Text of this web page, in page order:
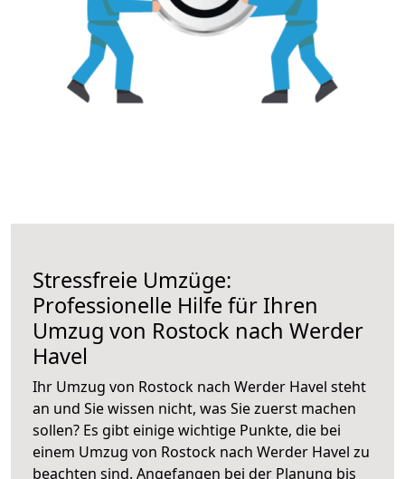
Stressfreie Umzüge:
Professionelle Hilfe für Ihren
Umzug von Rostock nach Werder
Havel
Ihr Umzug von Rostock nach Werder Havel steht
an und Sie wissen nicht, was Sie zuerst machen
sollen? Es gibt einige wichtige Punkte, die bei
einem Umzug von Rostock nach Werder Havel zu
beachten sind. Angefangen bei der Planung bis